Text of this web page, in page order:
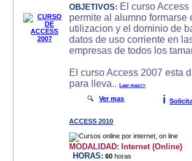
OBJETIVOS: El curso Access
permite al alumno formarse
utilizacion y el dominio de
datos de uso corriente en
empresas de todos los
El curso Access 2007 esta
para lleva..Leer mas>>
🔍Ver mas i
ACCESS 2010
MODALIDAD: Internet (Online)
HORAS: 60 horas